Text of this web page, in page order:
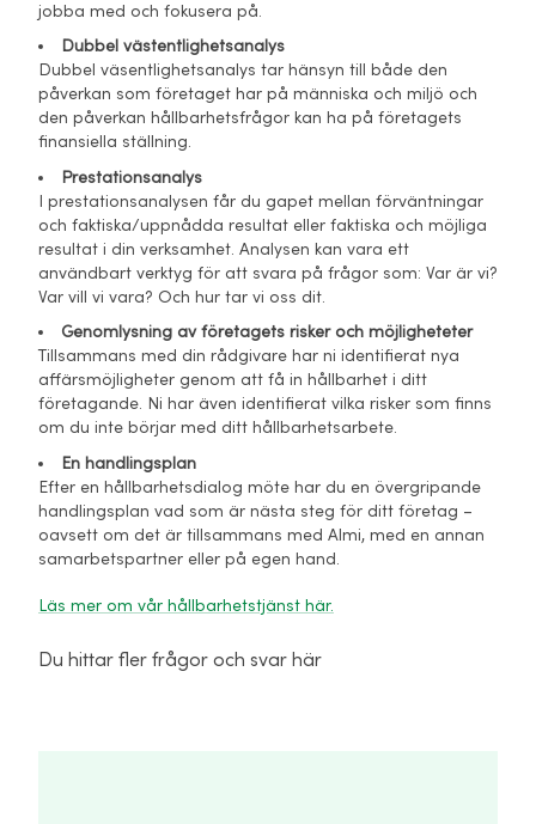
jobba med och fokusera på.
Dubbel västentlighetsanalys
Dubbel väsentlighetsanalys tar hänsyn till både den
påverkan som företaget har på människa och miljö och
den påverkan hållbarhetsfrågor kan ha på företagets
finansiella ställning.
Prestationsanalys
I prestationsanalysen får du gapet mellan förväntningar
och faktiska/uppnådda resultat eller faktiska och möjliga
resultat i din verksamhet. Analysen kan vara ett
användbart verktyg för att svara på frågor som: Var är vi?
Var vill vi vara? Och hur tar vi oss dit.
Genomlysning av företagets risker och möjligheteter
Tillsammans med din rådgivare har ni identifierat nya
affärsmöjligheter genom att få in hållbarhet i ditt
företagande. Ni har även identifierat vilka risker som finns
om du inte börjar med ditt hållbarhetsarbete.
En handlingsplan
Efter en hållbarhetsdialog möte har du en övergripande
handlingsplan vad som är nästa steg för ditt företag –
oavsett om det är tillsammans med Almi, med en annan
samarbetspartner eller på egen hand.
Läs mer om vår hållbarhetstjänst här.
Du hittar fler frågor och svar här